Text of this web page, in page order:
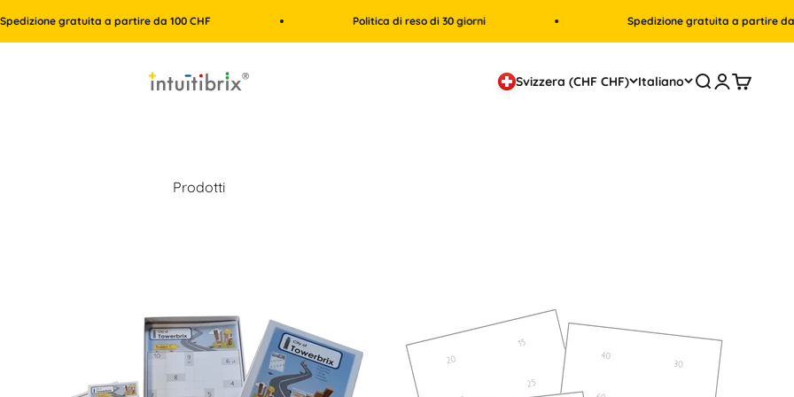
gratuita a partire da 100 CHF Politica di reso di 30 giorni Spedizione gratuita a partire da 100
intuitibrix.ch | Spielend Mathe lernen Svizzera (CHF CHF) Italiano CercaAccediCarrello